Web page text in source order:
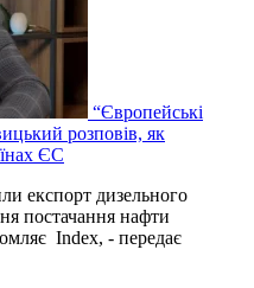
“Європейські
розповів, як
ЄС
експорт дизельного
постачання нафти
Index, - передає